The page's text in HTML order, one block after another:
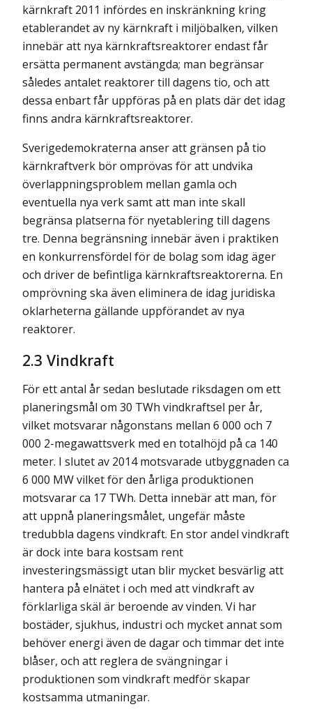
kärnkraft 2011 infördes en inskränkning kring
etablerandet av ny kärnkraft i miljöbalken, vilken
innebär att nya kärnkraftsreaktorer endast får
ersätta permanent avstängda; man begränsar
således antalet reaktorer till dagens tio, och att
dessa enbart får uppföras på en plats där det idag
finns andra kärnkraftsreaktorer.
Sverigedemokraterna anser att gränsen på tio
kärnkraftverk bör omprövas för att undvika
överlappningsproblem mellan gamla och
eventuella nya verk samt att man inte skall
begränsa platserna för nyetablering till dagens
tre. Denna begränsning innebär även i praktiken
en konkurrensfördel för de bolag som idag äger
och driver de befintliga kärnkraftsreaktorerna. En
omprövning ska även eliminera de idag juridiska
oklarheterna gällande uppförandet av nya
reaktorer.
2.3 Vindkraft
För ett antal år sedan beslutade riksdagen om ett
planeringsmål om 30 TWh vindkraftsel per år,
vilket motsvarar någonstans mellan 6 000 och 7
000 2-megawattsverk med en totalhöjd på ca 140
meter. I slutet av 2014 motsvarade utbyggnaden ca
6 000 MW vilket för den årliga produktionen
motsvarar ca 17 TWh. Detta innebär att man, för
att uppnå planeringsmålet, ungefär måste
tredubbla dagens vindkraft. En stor andel vindkraft
är dock inte bara kostsam rent
investeringsmässigt utan blir mycket besvärlig att
hantera på elnätet i och med att vindkraft av
förklarliga skäl är beroende av vinden. Vi har
bostäder, sjukhus, industri och mycket annat som
behöver energi även de dagar och timmar det inte
blåser, och att reglera de svängningar i
produktionen som vindkraft medför skapar
kostsamma utmaningar.